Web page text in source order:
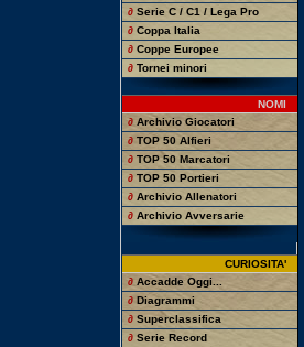
∂ Serie C / C1 / Lega Pro
∂ Coppa Italia
∂ Coppe Europee
∂ Tornei minori
NOMI
∂ Archivio Giocatori
∂ TOP 50 Alfieri
∂ TOP 50 Marcatori
∂ TOP 50 Portieri
∂ Archivio Allenatori
∂ Archivio Avversarie
CURIOSITA'
∂ Accadde Oggi...
∂ Diagrammi
∂ Superclassifica
∂ Serie Record